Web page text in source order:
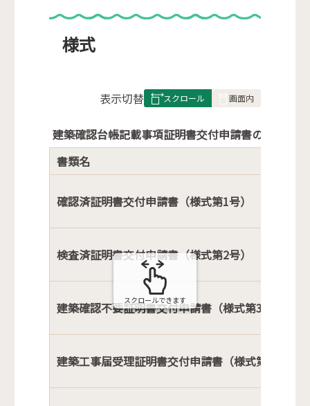
様式
表
み
の
表示切替
建築確認台帳記載事項証明書交付申請書の様式
書類名
確認済証明書交付申請書（様式第1号）
検査済証明書交付申請書（様式第2号）
建築確認不要証明書交付申請書（様式第3号）
建築工事届受理証明書交付申請書（様式第4号）
スクロールできます